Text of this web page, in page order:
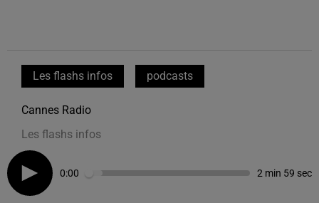
Les flashs infos podcasts
Cannes Radio
Les flashs infos
0:00 2 min 59 sec